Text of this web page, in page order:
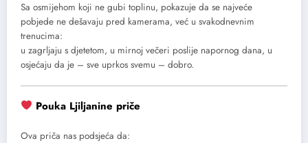
Sa osmijehom koji ne gubi toplinu, pokazuje da se najveće
pobjede ne dešavaju pred kamerama, već u svakodnevnim
trenucima:
u zagrljaju s djetetom, u mirnoj večeri poslije napornog dana, u
osjećaju da je – sve uprkos svemu – dobro.
Pouka Ljiljanine priče
Ova priča nas podsjeća da: